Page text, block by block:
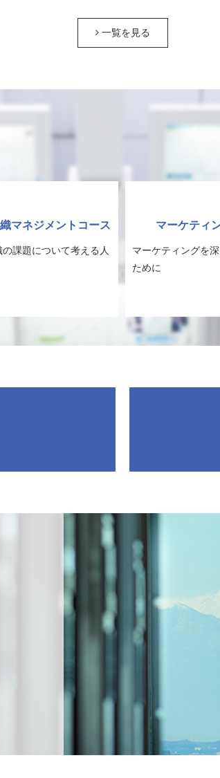
一覧を見る
マネジメントコース
の課題について考える人
マーケティ
マーケティングを
ために